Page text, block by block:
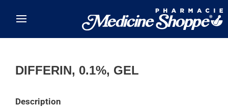
DIFFERIN, 0.1%, GEL
Description